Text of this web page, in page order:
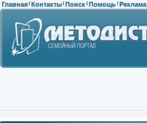
Главная | Контакты | Поиск | Помощь | Реклама